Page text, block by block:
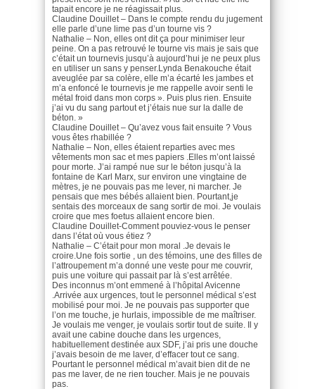
tapait encore je ne réagissait plus.
Claudine Douillet – Dans le compte rendu du jugement
elle parle d’une lime pas d’un tourne vis ?
Nathalie – Non, elles ont dit ça pour minimiser leur
peine. On a pas retrouvé le tourne vis mais je sais que
c’était un tournevis jusqu’à aujourd’hui je ne peux plus
en utiliser un sans y penser.Lynda Benakouche était
aveuglée par sa colère, elle m’a écarté les jambes et
m’a enfoncé le tournevis je me rappelle avoir senti le
métal froid dans mon corps ». Puis plus rien. Ensuite
j’ai vu du sang partout et j’étais nue sur la dalle de
béton. »
Claudine Douillet – Qu’avez vous fait ensuite ? Vous
vous êtes rhabillée ?
Nathalie – Non, elles étaient reparties avec mes
vêtements mon sac et mes papiers .Elles m’ont laissé
pour morte. J’ai rampé nue sur le béton jusqu’à la
fontaine de Karl Marx, sur environ une vingtaine de
mètres, je ne pouvais pas me lever, ni marcher. Je
pensais que mes bébés allaient bien. Pourtant,je
sentais des morceaux de sang sortir de moi. Je voulais
croire que mes foetus allaient encore bien.
Claudine Douillet-Comment pouviez-vous le penser
dans l’état où vous étiez ?
Nathalie – C’était pour mon moral .Je devais le
croire.Une fois sortie , un des témoins, une des filles de
l’attroupement m’a donné une veste pour me couvrir,
puis une voiture qui passait par là s’est arrêtée.
Des inconnus m’ont emmené à l’hôpital Avicenne
.Arrivée aux urgences, tout le personnel médical s’est
mobilisé pour moi. Je ne pouvais pas supporter que
l’on me touche, je hurlais, impossible de me maîtriser.
Je voulais me venger, je voulais sortir tout de suite. Il y
avait une cabine douche dans les urgences,
habituellement destinée aux SDF, j’ai pris une douche
j’avais besoin de me laver, d’effacer tout ce sang.
Pourtant le personnel médical m’avait bien dit de ne
pas me laver, de ne rien toucher. Mais je ne pouvais
pas.